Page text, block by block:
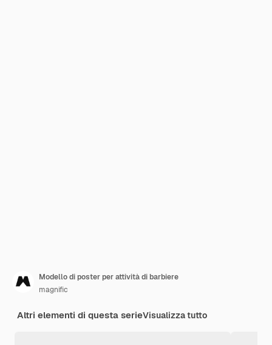
Modello di poster per attività di barbiere
magnific
Altri elementi di questa serieVisualizza tutto